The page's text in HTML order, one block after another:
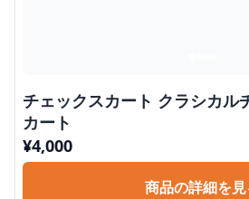
チェックスカート クラシカル
カート
¥4,000
商品の詳細を見